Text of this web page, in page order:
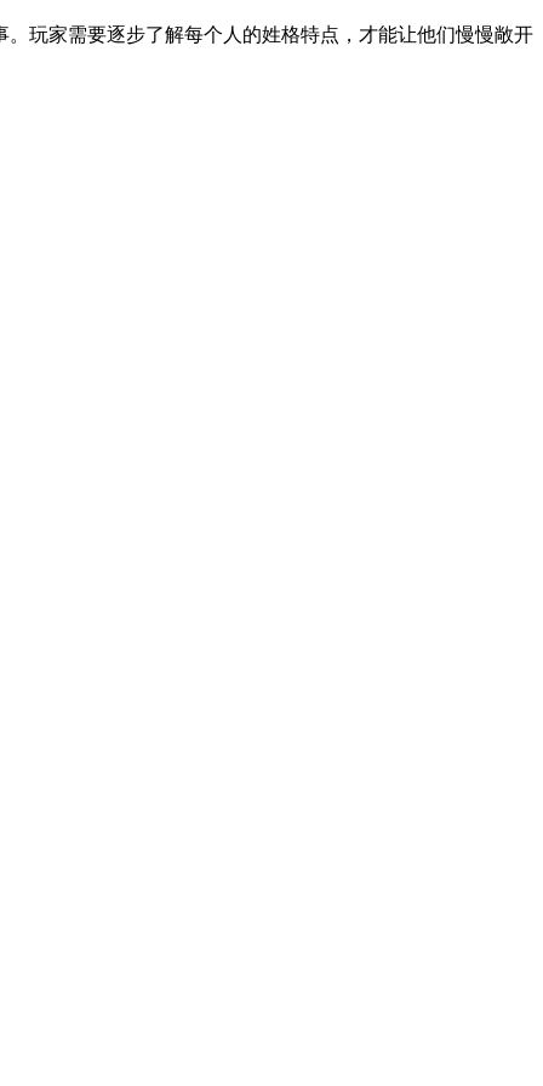
玩家需要逐步了解每个人的姓格特点，才能让他们慢慢敞开